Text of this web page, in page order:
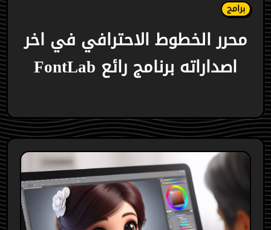
برامج
محرر الخطوط الاحترافي في اخر
اصداراته برنامج رائع FontLab